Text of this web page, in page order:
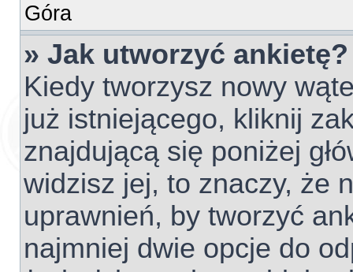
Góra
» Jak utworzyć ankietę?
Kiedy tworzysz nowy
już istniejącego, kliknij
znajdującą się poniżej
widzisz jej, to znaczy, że
uprawnień, by tworzyć
najmniej dwie opcje do